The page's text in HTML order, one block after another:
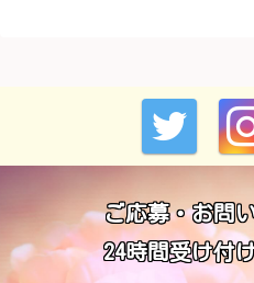
ご応募・お問
24時間受け付